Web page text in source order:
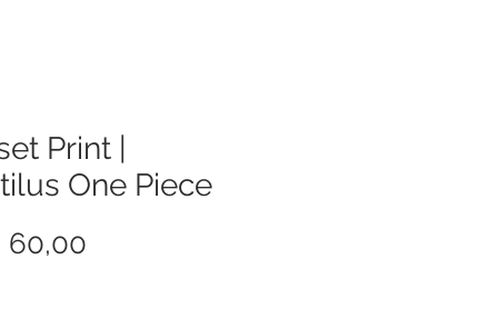
Print |
One Piece
60,00